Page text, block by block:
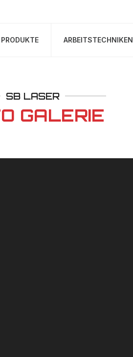
PRODUKTE ARBEITSTECHNIKEN
SB LASER
GALERIE